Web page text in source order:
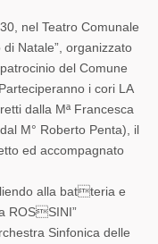
nel Teatro Comunale
di Natale”, organizzato
del Comune
i cori LA
dalla Mª Francesca
M° Roberto Penta), il
ed accompagnato
alla batteria e
ROSSINI”
Sinfonica delle